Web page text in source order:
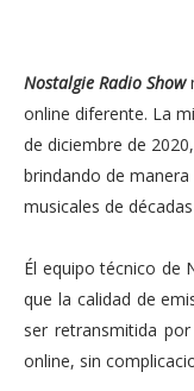
Nostalgie Radio Show
online diferente. La
de diciembre de
brindando de
musicales de
Él equipo técnico de
que la calidad de
ser retransmitida
online, sin